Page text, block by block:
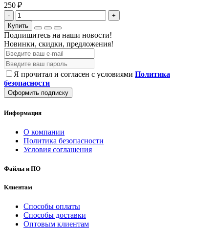
250 ₽
-
+
Купить
Подпишитесь на наши новости!
Новинки, скидки, предложения!
Я прочитал и согласен с условиями Политика
безопасности
Оформить подписку
Информация
О компании
Политика безопасности
Условия соглашения
Файлы и ПО
Клиентам
Способы оплаты
Способы доставки
Оптовым клиентам